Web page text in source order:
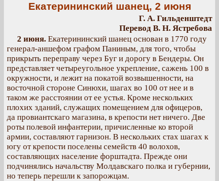
Екатерининский шанец, 2 июня
Г. А. Гильденштедт
Перевод В. Н. Ястребова
2 июня. Екатерининский шанец основан в 1770 году
генерал-аншефом графом Паниным, для того, чтобы
прикрыть переправу через Буг и дорогу в Бендеры. Он
представляет четыреугольное укрепление, сажень 100 в
окружности, и лежит на покатой возвышенности, на
восточной стороне Синюхи, шагах во 100 от нее и в
таком же расстоянии от ее устья. Кроме нескольких
плохих зданий, служащих помещением для офицеров,
да провиантскаго магазина, в крепости нет ничего. Две
роты полевой инфантерии, причисленные ко второй
армии, составляют гарнизон. В нескольких стах шагах к
югу от крепости поселены семейств 40 волохов,
составляющих население форштадта. Прежде они
подчинялись начальству Молдавскаго полка и губернии,
но теперь перешли к запорожцам.